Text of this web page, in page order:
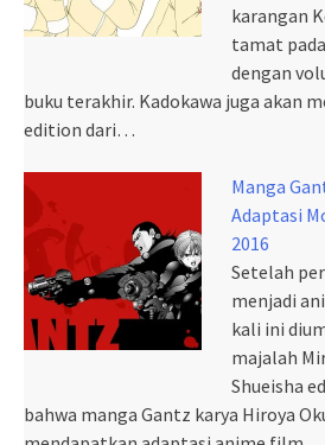
karangan
tamat
dengan
buku terakhir. Kadokawa juga akan
edition dari…
Manga
Adaptasi
2016
Setelah
menjadi
kali ini
majalah
Shueisha
bahwa manga Gantz karya Hiroya